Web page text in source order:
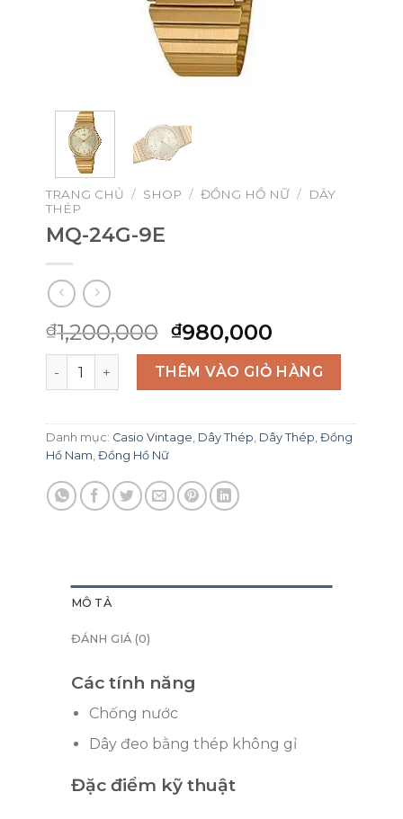
TRANG CHỦ / SHOP / ĐỒNG HỒ NỮ /
DÂY
THÉP
MQ-24G-9E
₫1,200,000 Giá
gốc
là:
₫1,200,000.
₫980,000
hiện
tại
là:
₫980,000.
MQ-24G-9E số lượngTHÊM VÀO GIỎ HÀNG
Danh mục: Casio Vintage, Dây Thép, Dây Thép, Đồng
Hồ Nam, Đồng Hồ Nữ
MÔ TẢ
ĐÁNH GIÁ (0)
Các tính năng
Chống nước
Dây đeo bằng thép không gỉ
Đặc điểm kỹ thuật